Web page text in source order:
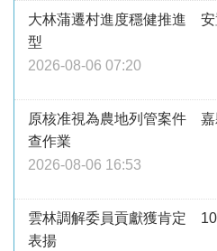
大林蒲遷村進度穩健推進 安
型
2026-08-06 07:20
原核准視為農地列管案件 嘉
查作業
2026-08-06 16:53
雲林調解委員貢獻獲肯定
表揚